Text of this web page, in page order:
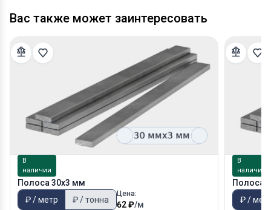
Вас также может заинтересовать
В
наличии
Полоса 30х3 мм
₽ / метр
₽ / тонна
Цена:
62 ₽/м
В
наличии
Полоса
₽ /